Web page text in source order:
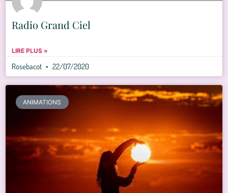
Radio Grand Ciel
LIRE PLUS »
Rosebacot 22/07/2020
ANIMATIONS